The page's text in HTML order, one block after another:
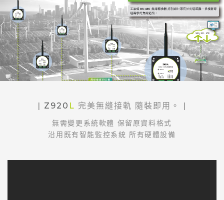
| Z920 L 完美無縫接軌 隨裝即用。 |
無需變更系統軟體 保留原資料格式
沿用既有智能監控系統 所有硬體設備